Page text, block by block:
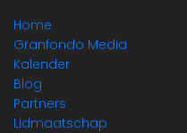
Home
Granfondo Media
Kalender
Blog
Partners
Lidmaatschap